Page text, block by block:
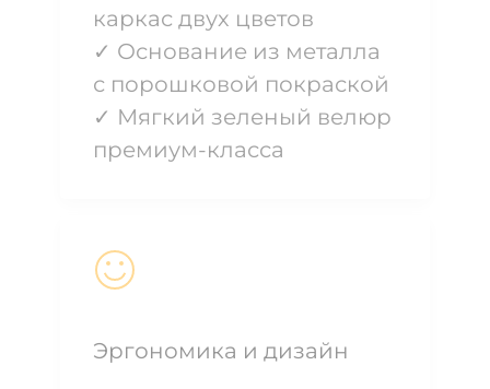
каркас двух цветов
✓ Основание из металла
с порошковой покраской
✓ Мягкий зеленый велюр
премиум-класса
Эргономика и дизайн